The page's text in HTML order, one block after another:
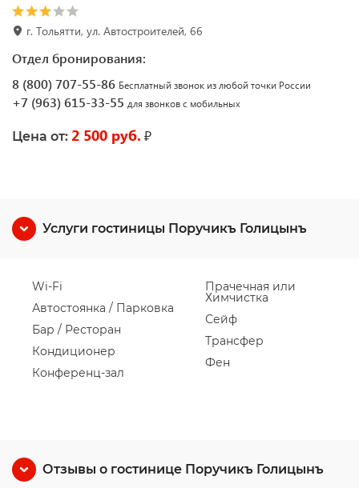
г. Тольятти, ул. Автостроителей, 66
Отдел бронирования:
8 (800) 707-55-86 Бесплатный звонок из любой точки России
+7 (963) 615-33-55 для звонков с мобильных
Цена от: 2 500 руб. ₽
Услуги гостиницы Поручикъ Голицынъ
Wi-Fi
Автостоянка / Парковка
Бар / Ресторан
Кондиционер
Конференц-зал
Прачечная или
Химчистка
Сейф
Трансфер
Фен
Отзывы о гостинице Поручикъ Голицынъ